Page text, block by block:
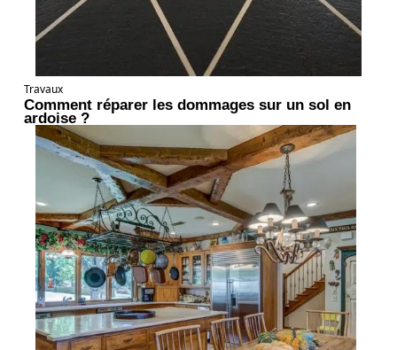
Travaux
Comment réparer les dommages sur un sol en
ardoise ?